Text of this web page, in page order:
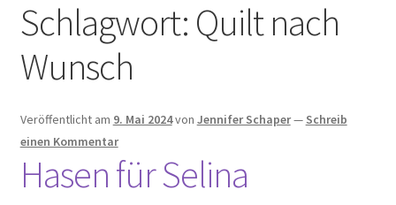
Blog
Datenschutzbelehrung
Datenschutzerklärung
Impressum
Schlagwort: Quilt nach
Wunsch
Veröffentlicht am 9. Mai 2024von Jennifer Schaper— Schreib
einen Kommentar
Hasen für Selina